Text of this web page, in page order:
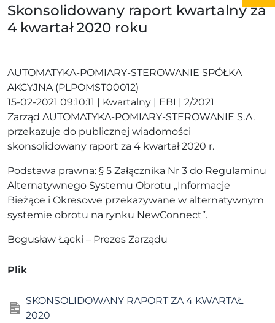
Skonsolidowany raport kwartalny za
4 kwartał 2020 roku
AUTOMATYKA-POMIARY-STEROWANIE SPÓŁKA
AKCYJNA (PLPOMST00012)
15-02-2021 09:10:11 | Kwartalny | EBI | 2/2021
Zarząd AUTOMATYKA-POMIARY-STEROWANIE S.A.
przekazuje do publicznej wiadomości
skonsolidowany raport za 4 kwartał 2020 r.
Podstawa prawna: § 5 Załącznika Nr 3 do Regulaminu
Alternatywnego Systemu Obrotu „Informacje
Bieżące i Okresowe przekazywane w alternatywnym
systemie obrotu na rynku NewConnect”.
Bogusław Łącki – Prezes Zarządu
Plik
SKONSOLIDOWANY RAPORT ZA 4 KWARTAŁ
2020